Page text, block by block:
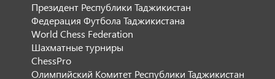
Президент Республики Таджикистан
Федерация Футбола Таджикистана
World Chess Federation
Шахматные турниры
ChessPro
Олимпийский Комитет Республики Таджикистан